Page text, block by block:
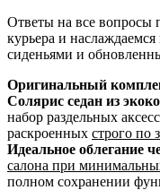
Ответы на все вопросы
курьера и
сиденьями и
Оригинальный
Солярис седан из
набор раздельных
раскроенных строго по
Идеальное облегание
салона при
полном сохранении